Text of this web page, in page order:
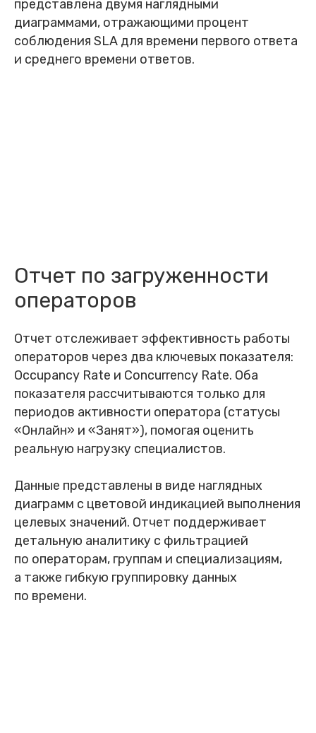
представлена двумя наглядными
диаграммами, отражающими процент
соблюдения SLA для времени первого ответа
и среднего времени ответов.
Отчет по загруженности
операторов
Отчет отслеживает эффективность работы
операторов через два ключевых показателя:
Occupancy Rate и Concurrency Rate. Оба
показателя рассчитываются только для
периодов активности оператора (статусы
«Онлайн» и «Занят»), помогая оценить
реальную нагрузку специалистов.
Данные представлены в виде наглядных
диаграмм с цветовой индикацией выполнения
целевых значений. Отчет поддерживает
детальную аналитику с фильтрацией
по операторам, группам и специализациям,
а также гибкую группировку данных
по времени .